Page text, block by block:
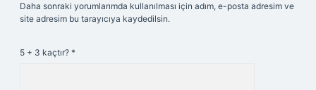
Daha sonraki yorumlarımda kullanılması için adım, e-posta adresim ve
site adresim bu tarayıcıya kaydedilsin.
5 + 3 kaçtır? *